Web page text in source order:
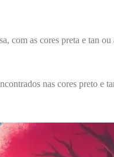
com as cores preta e tan
nas cores preto e